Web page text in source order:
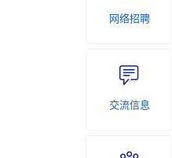
网络招聘
交流信息